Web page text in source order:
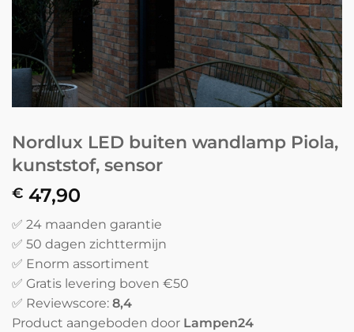
Nordlux LED buiten wandlamp Piola,
kunststof, sensor
€ 47,90
✅ 24 maanden garantie
✅ 50 dagen zichttermijn
✅ Enorm assortiment
✅ Gratis levering boven €50
✅ Reviewscore: 8,4
Product aangeboden door Lampen24